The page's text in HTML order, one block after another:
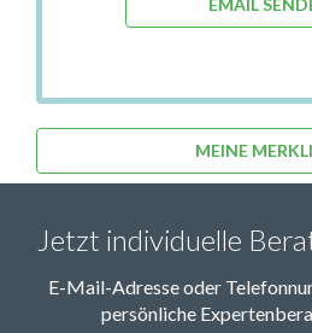
EMAIL
MEINE
Jetzt individuelle
E-Mail-Adresse oder
persönliche